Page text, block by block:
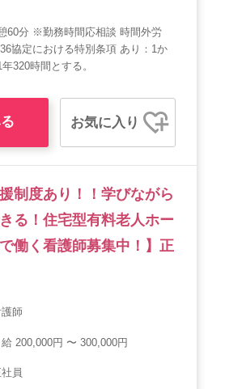
60分 ※勤務時間応相談 時間外労
協定における特別条項 あり：1か
320時間とする。
お気に入り
制度あり！！学びながら
る！住宅型有料老人ホー
働く看護師募集中！】正
師
給 200,000円 〜 300,000円
員